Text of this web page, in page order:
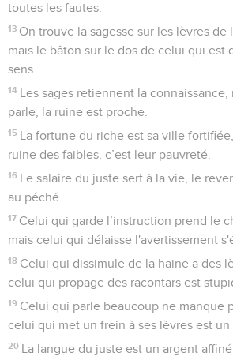
toutes les fautes.
13 On trouve la sagesse sur les lèvres de
mais le bâton sur le dos de celui qui est
sens.
14 Les sages retiennent la connaissance,
parle, la ruine est proche.
15 La fortune du riche est sa ville
ruine des faibles, c’est leur pauvreté.
16 Le salaire du juste sert à la vie, le
au péché.
17 Celui qui garde l’instruction prend le
mais celui qui délaisse l'avertissement
18 Celui qui dissimule de la haine a des
celui qui propage des racontars est
19 Celui qui parle beaucoup ne manque
celui qui met un frein à ses lèvres est un
20 La langue du juste est un argent